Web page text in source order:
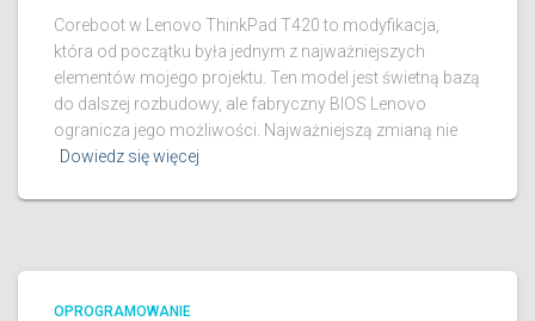
Coreboot w Lenovo ThinkPad T420 to modyfikacja,
która od początku była jednym z najważniejszych
elementów mojego projektu. Ten model jest świetną bazą
do dalszej rozbudowy, ale fabryczny BIOS Lenovo
ogranicza jego możliwości. Najważniejszą zmianą nie
Dowiedz się więcej
OPROGRAMOWANIE